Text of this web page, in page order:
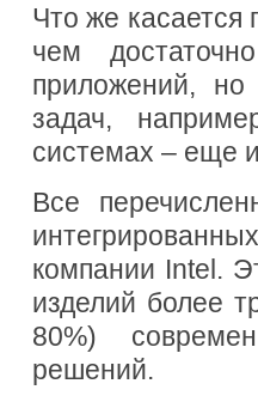
Что же касается
чем
приложений,
задач,
системах – еще
Все
компании Intel.
изделий более
80%)
решений.